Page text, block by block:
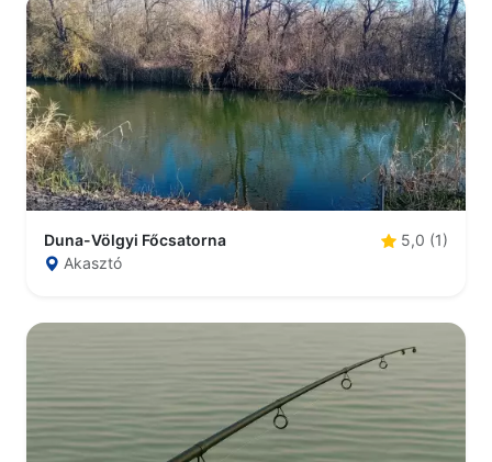
Duna-Völgyi Főcsatorna
5,0 (1)
Akasztó